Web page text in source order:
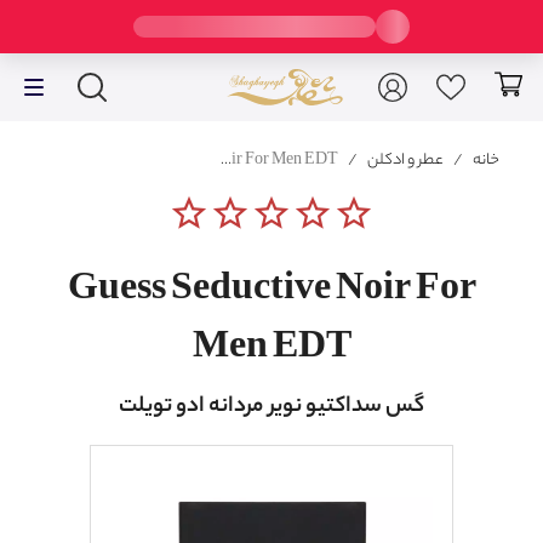
خانه / عطر و ادکلن /
Guess Seductive Noir For Men EDT
star_borderstar_borderstar_borderstar_borderstar_border
Guess Seductive Noir For
Men EDT
گس سداکتیو نویر مردانه ادو تویلت